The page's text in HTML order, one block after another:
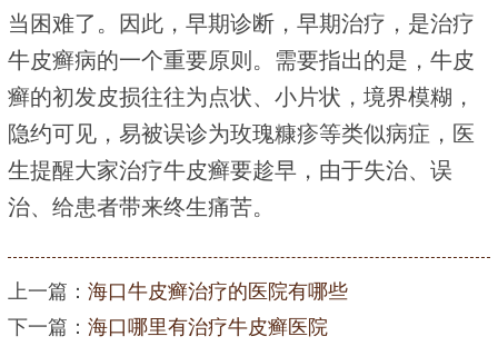
当困难了。因此，早期诊断，早期治疗，是治疗
牛皮癣病的一个重要原则。需要指出的是，牛皮
癣的初发皮损往往为点状、小片状，境界模糊，
隐约可见，易被误诊为玫瑰糠疹等类似病症，医
生提醒大家治疗牛皮癣要趁早，由于失治、误
治、给患者带来终生痛苦。
上一篇： 海口牛皮癣治疗的医院有哪些
下一篇： 海口哪里有治疗牛皮癣医院